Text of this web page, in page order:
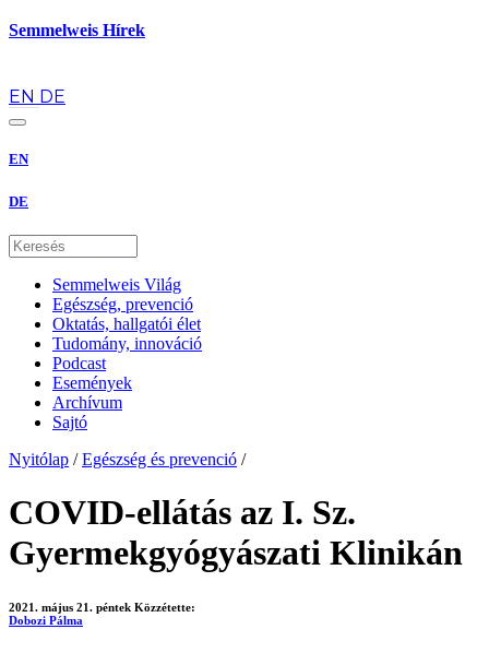
Semmelweis Hírek
EN DE
EN
DE
Semmelweis Világ
Egészség, prevenció
Oktatás, hallgatói élet
Tudomány, innováció
Podcast
Események
Archívum
Sajtó
Nyitólap / Egészség és prevenció /
COVID-ellátás az I. Sz.
Gyermekgyógyászati Klinikán
2021. május 21. péntek Közzétette:
Dobozi Pálma